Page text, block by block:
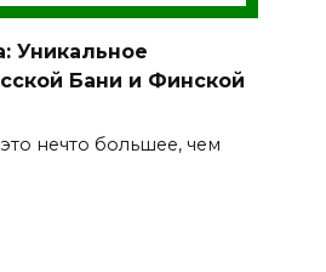
Уникальное
Бани и Финской
нечто большее, чем